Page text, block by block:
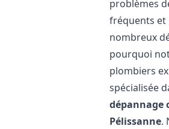
problèmes
fréquents et
nombreux
pourquoi
plombiers
spécialisée
dépannage
Pélissanne.